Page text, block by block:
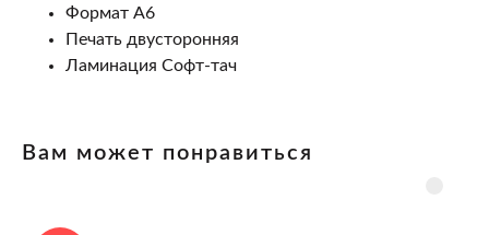
Формат А6
Печать двусторонняя
Ламинация Софт-тач
Вам может понравиться